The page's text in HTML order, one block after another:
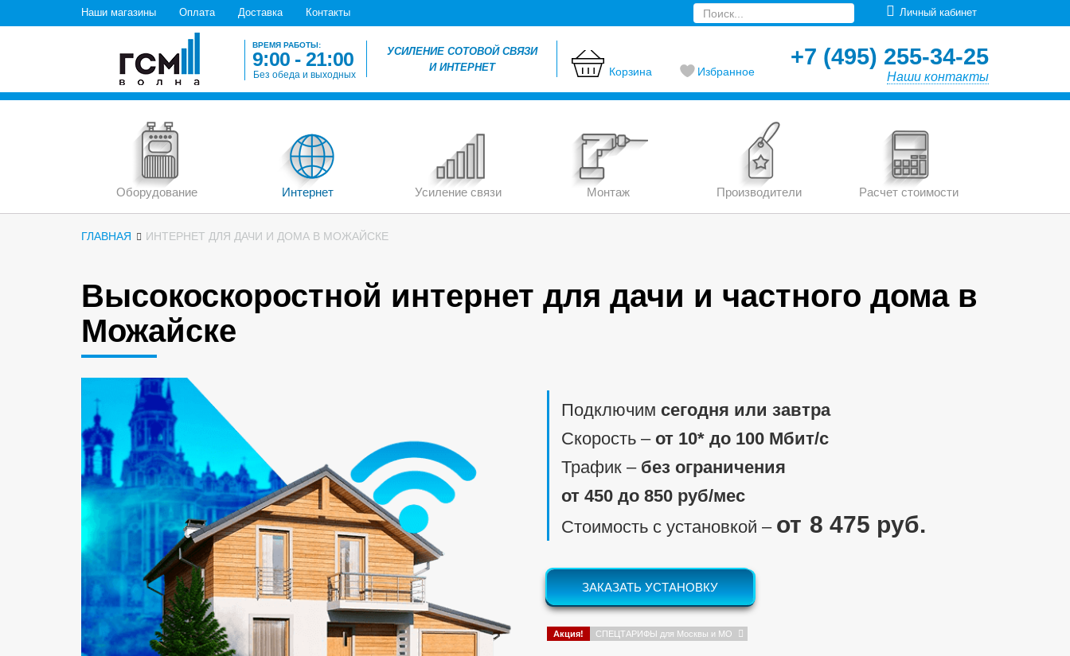
Наши магазины Оплата Доставка Контакты Личный кабинет
ВРЕМЯ РАБОТЫ:
9:00 - 21:00
Без обеда и выходных
УСИЛЕНИЕ СОТОВОЙ СВЯЗИ
И ИНТЕРНЕТ
Корзина Избранное
+7 (495) 255-34-25
Наши контакты
Оборудование Интернет Усиление связи Монтаж Производители Расчет стоимости
ГЛАВНАЯ ИНТЕРНЕТ ДЛЯ ДАЧИ И ДОМА В МОЖАЙСКЕ
Высокоскоростной интернет для дачи и частного дома в
Можайске
Подключим сегодня или завтра
Скорость ‒ от 10* до 100 Мбит/c
Трафик ‒ без ограничения
от 450 до 850 руб/мес
Стоимость с установкой ‒
8 475 руб.
ЗАКАЗАТЬ УСТАНОВКУ
Акция! СПЕЦТАРИФЫ для Москвы и МО